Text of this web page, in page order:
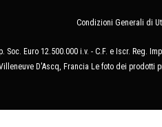
Condizioni Generali di
Euro 12.500.000 i.v. - C.F. e Iscr. Reg.
D'Ascq, Francia Le foto dei prodotti